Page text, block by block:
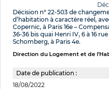
Décision n° 22-503 de
d’habitation à caractère réel,
Copernic, à Paris 16e –
36-36 bis quai Henri IV, 6 à 16
Schomberg, à Paris 4e.
Direction du Logement et de
Date de publication :
18/08/2022